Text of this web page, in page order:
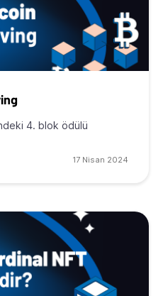
4. blok ödülü
17 Nisan 2024